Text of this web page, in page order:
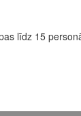
līdz 15